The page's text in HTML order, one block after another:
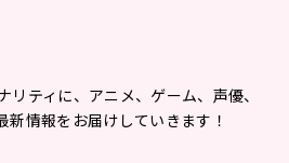
ティに、アニメ、ゲーム、声優、
新情報をお届けしていきます！